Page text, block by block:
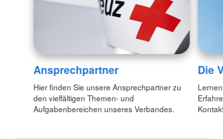
Ansprechpartner
Hier finden Sie unsere Ansprechpartner zu
den vielfältigen Themen- und
Aufgabenbereichen unseres Verbandes.
Die